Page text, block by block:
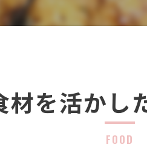
材を活かし
FOOD